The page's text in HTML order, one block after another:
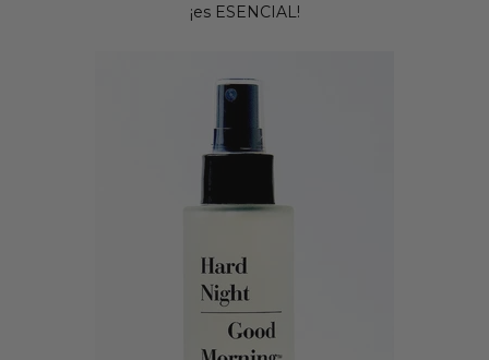
¡es ESENCIAL!